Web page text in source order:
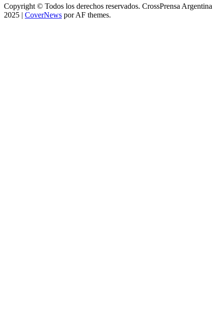
Copyright © Todos los derechos reservados. CrossPrensa Argentina
2025 | CoverNews por AF themes.